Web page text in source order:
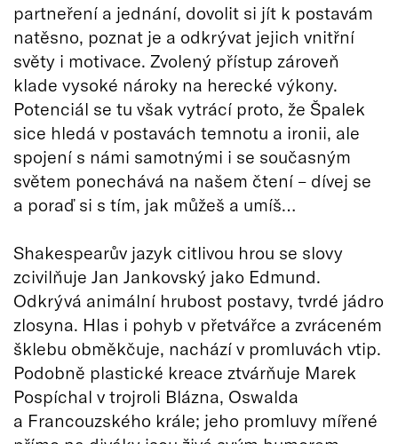
partneření a jednání, dovolit si jít k postavám
natěsno, poznat je a odkrývat jejich vnitřní
světy i motivace. Zvolený přístup zároveň
klade vysoké nároky na herecké výkony.
Potenciál se tu však vytrácí proto, že Špalek
sice hledá v postavách temnotu a ironii, ale
spojení s námi samotnými i se současným
světem ponechává na našem čtení – dívej se
a poraď si s tím, jak můžeš a umíš…
Shakespearův jazyk citlivou hrou se slovy
zcivilňuje Jan Jankovský jako Edmund.
Odkrývá animální hrubost postavy, tvrdé jádro
zlosyna. Hlas i pohyb v přetvářce a zvráceném
šklebu obměkčuje, nachází v promluvách vtip.
Podobně plastické kreace ztvárňuje Marek
Pospíchal v trojroli Blázna, Oswalda
a Francouzského krále; jeho promluvy mířené